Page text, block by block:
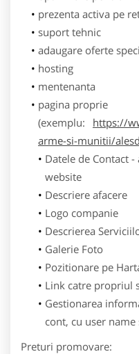
prezenta activa pe
suport tehnic
adaugare oferte
hosting
mentenanta
pagina proprie
(exemplu:
https://
arme-si-munitii/alesd
Datele de Contact
website
Descriere afacere
Logo companie
Descrierea
Galerie Foto
Pozitionare pe
Link catre propriul
Gestionarea
cont, cu user name
Preturi promovare: